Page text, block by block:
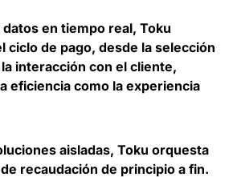
en tiempo real, Toku
ciclo de pago, desde la selección
interacción con el cliente,
eficiencia como la experiencia
aisladas, Toku orquesta
recaudación de principio a fin.